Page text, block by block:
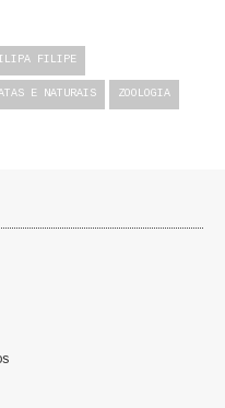
FILIPE
E NATURAIS ZOOLOGIA